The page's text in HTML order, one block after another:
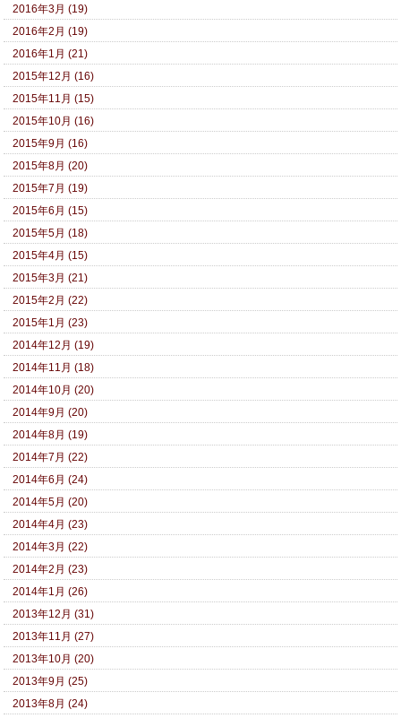
2016年3月 (19)
2016年2月 (19)
2016年1月 (21)
2015年12月 (16)
2015年11月 (15)
2015年10月 (16)
2015年9月 (16)
2015年8月 (20)
2015年7月 (19)
2015年6月 (15)
2015年5月 (18)
2015年4月 (15)
2015年3月 (21)
2015年2月 (22)
2015年1月 (23)
2014年12月 (19)
2014年11月 (18)
2014年10月 (20)
2014年9月 (20)
2014年8月 (19)
2014年7月 (22)
2014年6月 (24)
2014年5月 (20)
2014年4月 (23)
2014年3月 (22)
2014年2月 (23)
2014年1月 (26)
2013年12月 (31)
2013年11月 (27)
2013年10月 (20)
2013年9月 (25)
2013年8月 (24)